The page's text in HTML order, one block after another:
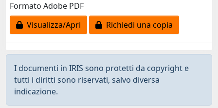
Formato Adobe PDF
Visualizza/Apri
Richiedi una copia
I documenti in IRIS sono protetti da copyright e
tutti i diritti sono riservati, salvo diversa
indicazione.